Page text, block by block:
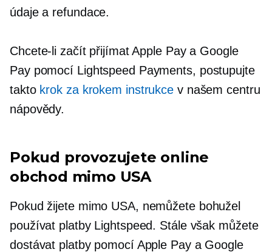
údaje a refundace.
Chcete-li začít přijímat Apple Pay a Google
Pay pomocí Lightspeed Payments, postupujte
takto krok za krokem instrukce v našem centru
nápovědy.
Pokud provozujete online
obchod mimo USA
Pokud žijete mimo USA, nemůžete bohužel
používat platby Lightspeed. Stále však můžete
dostávat platby pomocí Apple Pay a Google